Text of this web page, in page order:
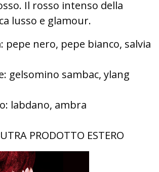
Il rosso intenso della
lusso e glamour.
pepe nero, pepe bianco, salvia
gelsomino sambac, ylang
labdano, ambra
PRODOTTO ESTERO